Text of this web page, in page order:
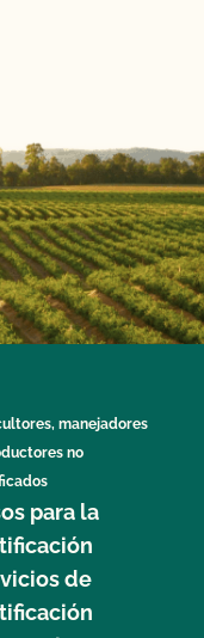
manejadores
no
para la
de